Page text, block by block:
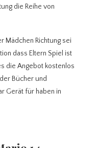
die Reihe von
Mädchen Richtung sei
dass Eltern Spiel ist
die Angebot kostenlos
Bücher und
Gerät für haben in